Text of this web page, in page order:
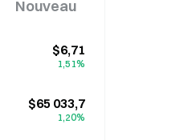
Nouveau
$6,71
1,51%
$65 033,7
1,20%